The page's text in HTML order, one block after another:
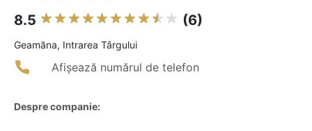
8.5 (6)
Geamăna, Intrarea Târgului
Afișează numărul de telefon
Despre companie: